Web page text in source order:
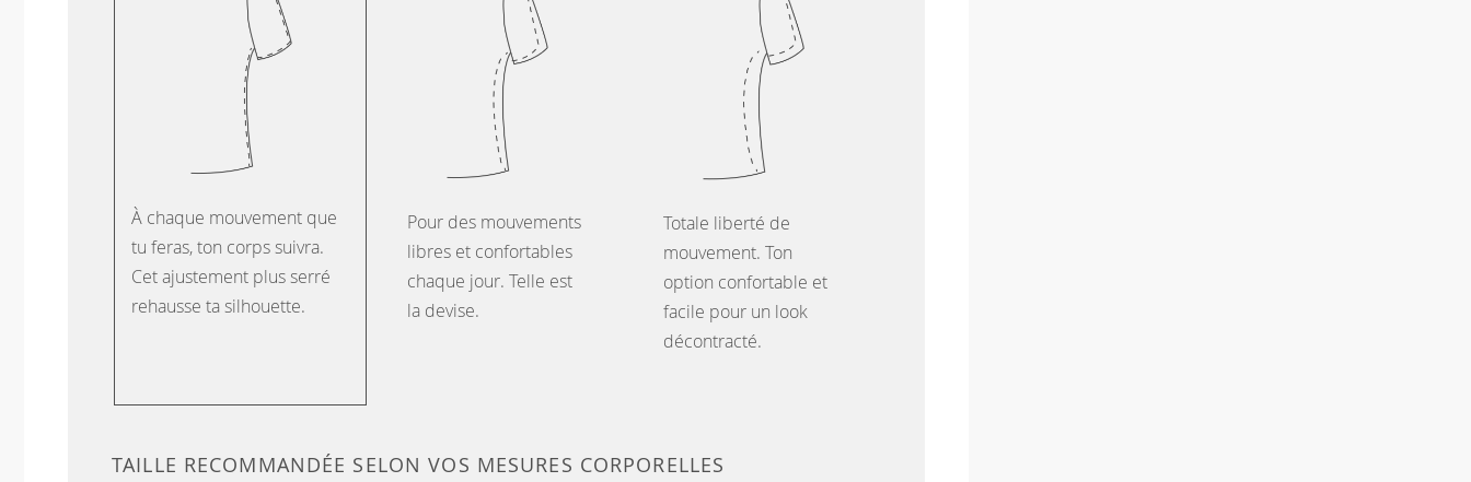
À chaque mouvement que
tu feras, ton corps suivra.
Cet ajustement plus serré
rehausse ta silhouette.
Pour des mouvements
libres et confortables
chaque jour. Telle est
la devise.
Totale liberté de
mouvement. Ton
option confortable et
facile pour un look
décontracté.
TAILLE RECOMMANDÉE SELON VOS MESURES CORPORELLES